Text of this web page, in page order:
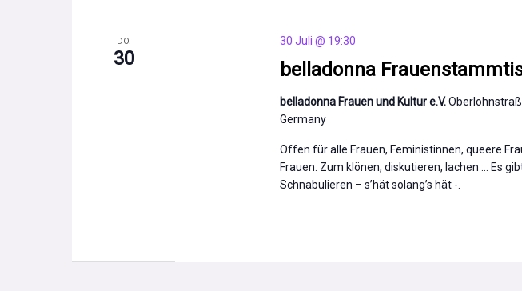
DO.
30 belladonna
30 Juli @ 19:30
belladonna Frauen und Kultur e.V.
Germany
Offen für alle Frauen, Feministinnen, queere
Frauen. Zum klönen, diskutieren, lachen ... Es
Schnabulieren – s’hät solang’s hät -.